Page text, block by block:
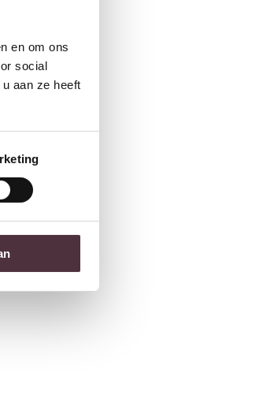
en om ons
social
aan ze heeft